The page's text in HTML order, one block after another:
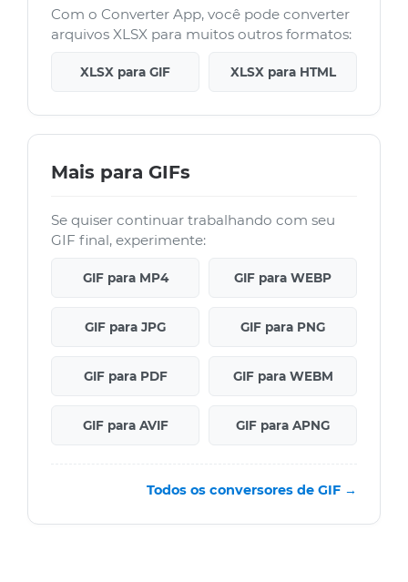
Com o Converter App, você pode converter
arquivos XLSX para muitos outros formatos:
XLSX para GIF XLSX para HTML
Mais para GIFs
Se quiser continuar trabalhando com seu
GIF final, experimente:
GIF para MP4 GIF para WEBP
GIF para JPG GIF para PNG
GIF para PDF GIF para WEBM
GIF para AVIF GIF para APNG
Todos os conversores de GIF →